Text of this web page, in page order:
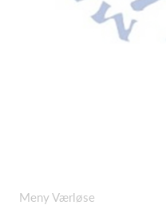
Meny Værløse